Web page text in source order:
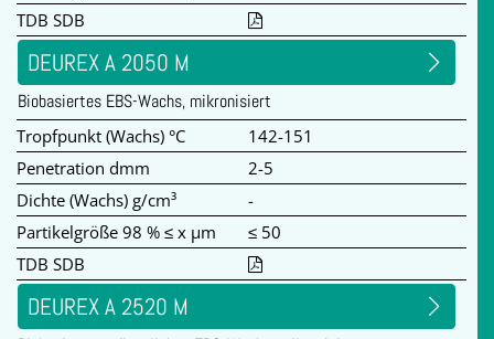
TDB SDB
DEUREX A 2050 M
Biobasiertes EBS-Wachs, mikronisiert
Tropfpunkt (Wachs) °C
142-151
Penetration dmm
2-5
Dichte (Wachs) g/cm³
-
Partikelgröße 98 % ≤ x µm
≤ 50
TDB SDB
DEUREX A 2520 M